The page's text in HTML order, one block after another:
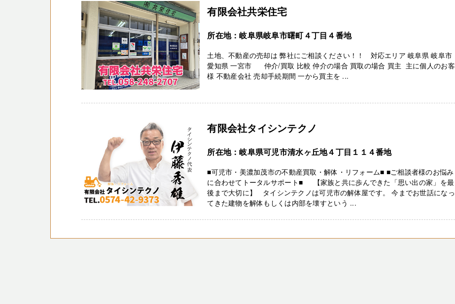
有限会社共栄住宅
所在地：岐阜県岐阜市曙町４丁目４番地
土地、不動産の売却は 弊社にご相談ください！！ 対応エリア 岐阜県 岐阜市
愛知県 一宮市 仲介/買取 比較 仲介の場合 買取の場合 買主 主に個人のお客
様 不動産会社 売却手続期間 一から買主を ...
有限会社タイシンテクノ
所在地：岐阜県可児市清水ヶ丘地４丁目１１４番地
■可児市・美濃加茂市の不動産買取・解体・リフォーム■ ■ご相談者様のお悩み
に合わせてトータルサポート■ 【家族と共に歩んできた「思い出の家」を最
後まで大切に】 タイシンテクノは可児市の解体屋です。 今までお世話になっ
てきた建物を解体もしくは内部を壊すという ...